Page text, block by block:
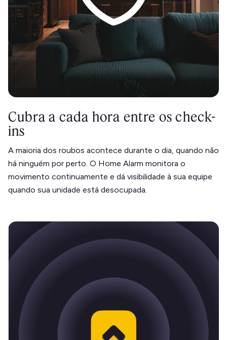
Cubra a cada hora entre os check-
ins
A maioria dos roubos acontece durante o dia, quando não
há ninguém por perto. O Home Alarm monitora o
movimento continuamente e dá visibilidade à sua equipe
quando sua unidade está desocupada.